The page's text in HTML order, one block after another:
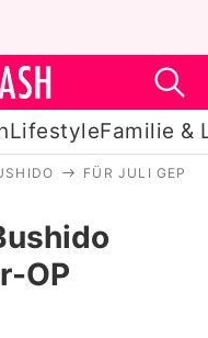
LifestyleFamilie &
FÜR JULI
OP